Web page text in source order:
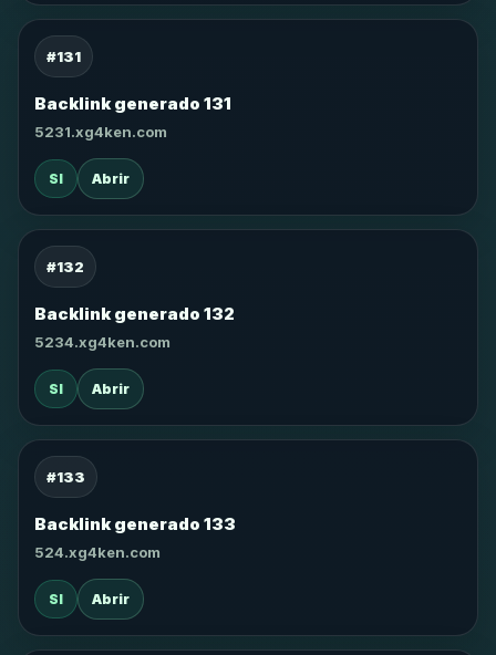
#131
Backlink generado 131
5231.xg4ken.com
SI Abrir
#132
Backlink generado 132
5234.xg4ken.com
SI Abrir
#133
Backlink generado 133
524.xg4ken.com
SI Abrir